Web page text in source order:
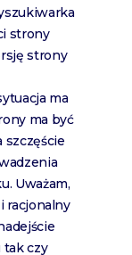
strony
strony
ma
ma być
szczęście
Uważam,
racjonalny
tak czy